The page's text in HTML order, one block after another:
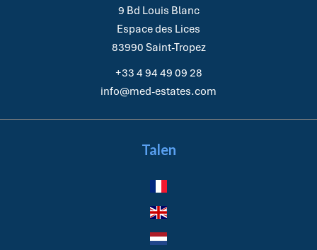
9 Bd Louis Blanc
Espace des Lices
83990 Saint-Tropez
+33 4 94 49 09 28
info@med-estates.com
Talen